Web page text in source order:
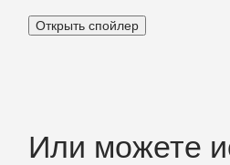
Или можете